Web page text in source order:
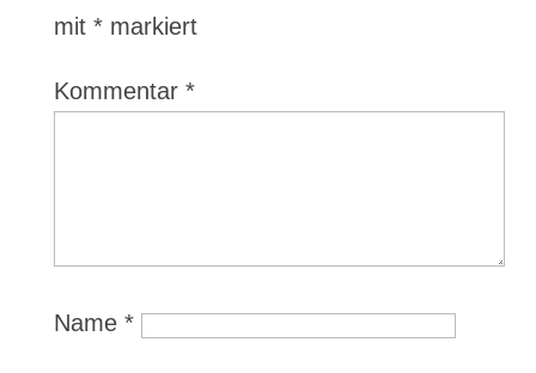
mit *markiert
Kommentar *
Name *